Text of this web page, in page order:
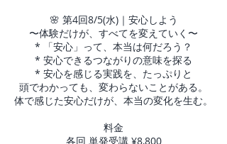
🌸 第4回8/5(水)｜安心しよう
〜体験だけが、すべてを変えていく〜
* 「安心」って、本当は何だろう？
* 安心できるつながりの意味を探る
* 安心を感じる実践を、たっぷりと
頭でわかっても、変わらないことがある。
体で感じた安心だけが、本当の変化を生む。
料金
各回 単発受講 ¥8,800